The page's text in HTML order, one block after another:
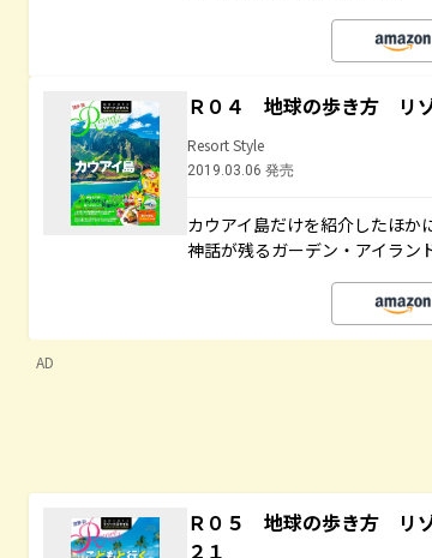
Ｒ０４ 地球の歩き方 リ
Resort Style
2019.03.06 発売
カウアイ島だけを紹介したほか
神話が残るガーデン・アイラン
AD
Ｒ０５ 地球の歩き方 リ
２１